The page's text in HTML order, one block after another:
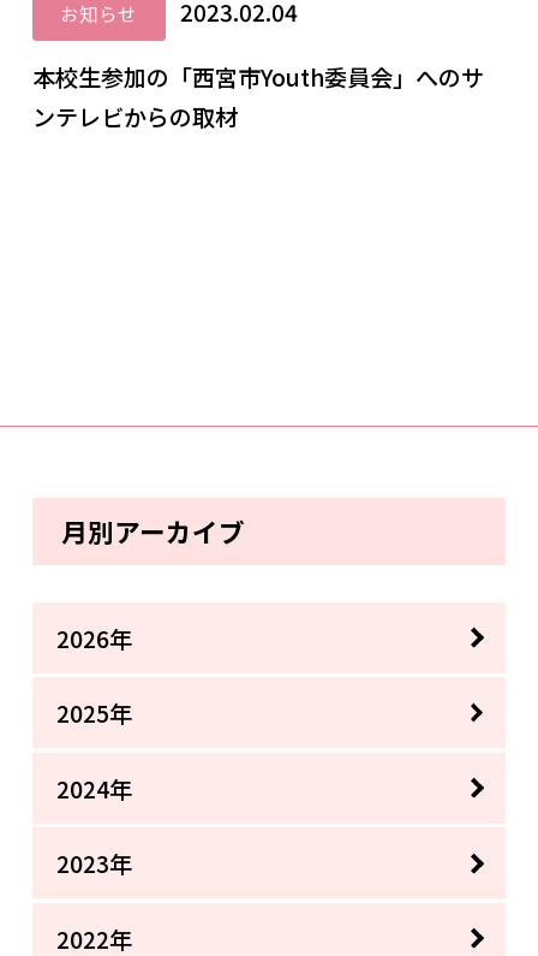
お知らせ
2023.02.04
本校生参加の「西宮市Youth委員会」へのサ
ンテレビからの取材
月別アーカイブ
2026年
2025年
2024年
2023年
2022年